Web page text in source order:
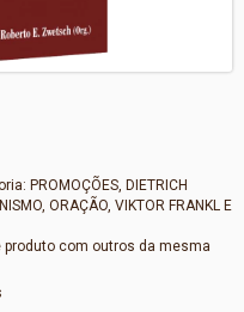
PROMOÇÕES, DIETRICH
ORAÇÃO, VIKTOR FRANKL E
com outros da mesma